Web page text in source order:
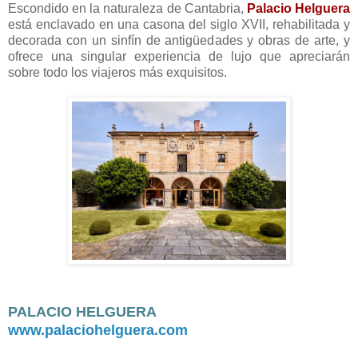
Escondido en la naturaleza de Cantabria, Palacio Helguera
está enclavado en una casona del siglo XVII, rehabilitada y
decorada con un sinfín de antigüedades y obras de arte, y
ofrece una singular experiencia de lujo que apreciarán
sobre todo los viajeros más exquisitos.
PALACIO HELGUERA
www.palaciohelguera.com